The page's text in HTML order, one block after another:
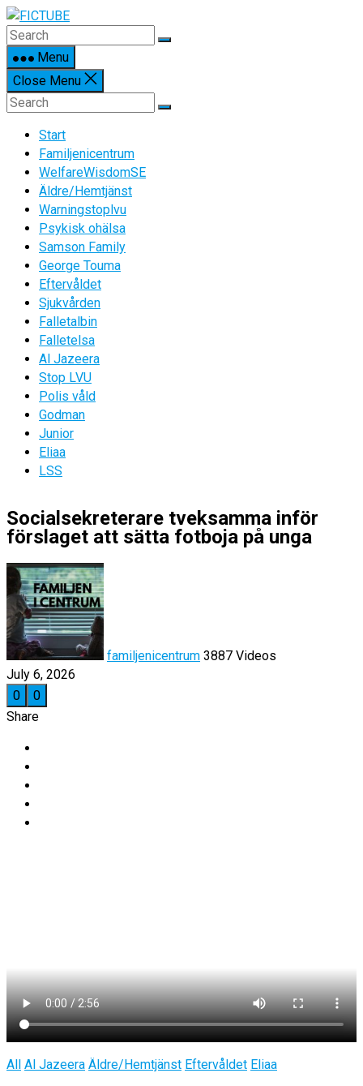
Skip
to
contentMenu
Close Menu
Start
Familjenicentrum
WelfareWisdomSE
Äldre/Hemtjänst
Warningstoplvu
Psykisk ohälsa
Samson Family
George Touma
Eftervåldet
Sjukvården
Falletalbin
Falletelsa
Al Jazeera
Stop LVU
Polis våld
Godman
Junior
Eliaa
LSS
Socialsekreterare tveksamma inför
förslaget att sätta fotboja på unga
familjenicentrum 3887 Videos
July 6, 2026
0
0
Share
All Al Jazeera Äldre/Hemtjänst Eftervåldet Eliaa